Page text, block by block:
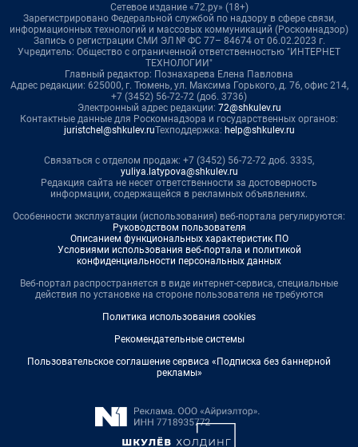
Сетевое издание «72.ру» (18+)
Зарегистрировано Федеральной службой по надзору в сфере связи,
информационных технологий и массовых коммуникаций (Роскомнадзор)
Запись о регистрации СМИ ЭЛ № ФС 77– 84674 от 06.02.2023 г.
Учредитель: Общество с ограниченной ответственностью "ИНТЕРНЕТ
ТЕХНОЛОГИИ"
Главный редактор: Познахарева Елена Павловна
Адрес редакции: 625000, г. Тюмень, ул. Максима Горького, д. 76, офис 214,
+7 (3452) 56-72-72 (доб. 3736)
Электронный адрес редакции: 72@shkulev.ru
Контактные данные для Роскомнадзора и государственных органов:
juristchel@shkulev.ruТехподдержка: help@shkulev.ru
Связаться с отделом продаж: +7 (3452) 56-72-72 доб. 3335,
yuliya.latypova@shkulev.ru
Редакция сайта не несет ответственности за достоверность
информации, содержащейся в рекламных объявлениях.
Особенности эксплуатации (использования) веб-портала регулируются:
Руководством пользователя
Описанием функциональных характеристик ПО
Условиями использования веб-портала и политикой
конфиденциальности персональных данных
Веб-портал распространяется в виде интернет-сервиса, специальные
действия по установке на стороне пользователя не требуются
Политика использования cookies
Рекомендательные системы
Пользовательское соглашение сервиса «Подписка без баннерной
рекламы»